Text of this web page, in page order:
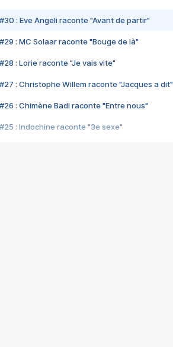
#30 : Eve Angeli raconte "Avant de partir"
#29 : MC Solaar raconte "Bouge de là"
#28 : Lorie raconte "Je vais vite"
#27 : Christophe Willem raconte "Jacques a dit"
#26 : Chimène Badi raconte "Entre nous"
#25 : Indochine raconte "3e sexe"